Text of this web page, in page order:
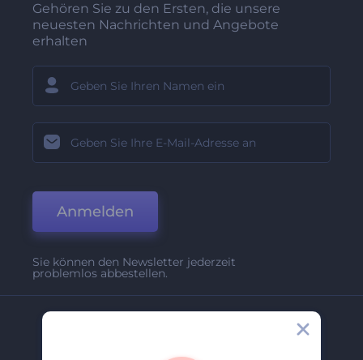
Gehören Sie zu den Ersten, die unsere
neuesten Nachrichten und Angebote
erhalten
Anmelden
Sie können den Newsletter jederzeit
problemlos abbestellen.